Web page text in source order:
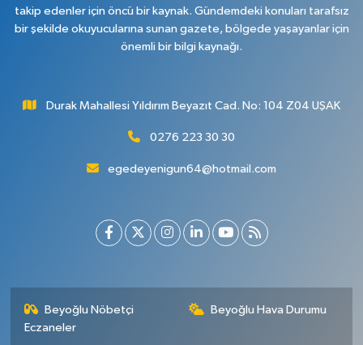
takip edenler için öncü bir kaynak. Gündemdeki konuları tarafsız
bir şekilde okuyucularına sunan gazete, bölgede yaşayanlar için
önemli bir bilgi kaynağı.
Durak Mahallesi Yıldırım Beyazıt Cad. No: 104 Z04 UŞAK
0276 223 30 30
egedeyenigun64@hotmail.com
Beyoğlu Nöbetçi
Eczaneler
Beyoğlu Hava Durumu